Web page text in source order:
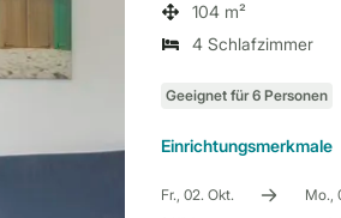
104 m²
4 Schlafzimmer
Einrichtungsmerkmale